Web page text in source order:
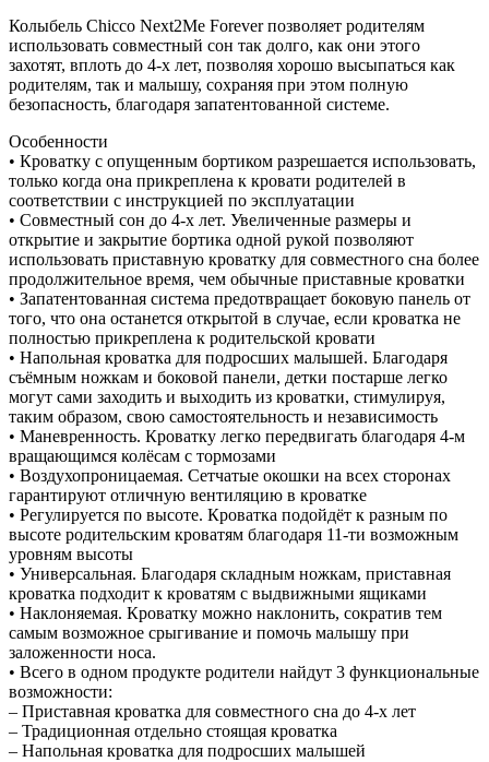
Колыбель Chicco Next2Me Forever позволяет родителям
использовать совместный сон так долго, как они этого
захотят, вплоть до 4-х лет, позволяя хорошо высыпаться как
родителям, так и малышу, сохраняя при этом полную
безопасность, благодаря запатентованной системе.
Особенности
• Кроватку с опущенным бортиком разрешается использовать,
только когда она прикреплена к кровати родителей в
соответствии с инструкцией по эксплуатации
• Совместный сон до 4-х лет. Увеличенные размеры и
открытие и закрытие бортика одной рукой позволяют
использовать приставную кроватку для совместного сна более
продолжительное время, чем обычные приставные кроватки
• Запатентованная система предотвращает боковую панель от
того, что она останется открытой в случае, если кроватка не
полностью прикреплена к родительской кровати
• Напольная кроватка для подросших малышей. Благодаря
съёмным ножкам и боковой панели, детки постарше легко
могут сами заходить и выходить из кроватки, стимулируя,
таким образом, свою самостоятельность и независимость
• Маневренность. Кроватку легко передвигать благодаря 4-м
вращающимся колёсам с тормозами
• Воздухопроницаемая. Сетчатые окошки на всех сторонах
гарантируют отличную вентиляцию в кроватке
• Регулируется по высоте. Кроватка подойдёт к разным по
высоте родительским кроватям благодаря 11-ти возможным
уровням высоты
• Универсальная. Благодаря складным ножкам, приставная
кроватка подходит к кроватям с выдвижными ящиками
• Наклоняемая. Кроватку можно наклонить, сократив тем
самым возможное срыгивание и помочь малышу при
заложенности носа.
• Всего в одном продукте родители найдут 3 функциональные
возможности:
– Приставная кроватка для совместного сна до 4-х лет
– Традиционная отдельно стоящая кроватка
– Напольная кроватка для подросших малышей